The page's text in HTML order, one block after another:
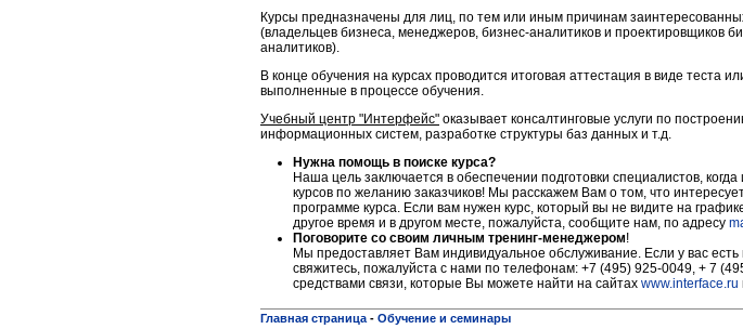
Курсы предназначены для лиц, по тем или иным причинам
(владельцев бизнеса, менеджеров, бизнес-аналитиков и проектировщиков
аналитиков).
В конце обучения на курсах проводится итоговая аттестация в виде теста
выполненные в процессе обучения.
Учебный центр "Интерфейс" оказывает консалтинговые услуги по
информационных систем, разработке структуры баз данных и т.д.
Нужна помощь в поиске курса?
Наша цель заключается в обеспечении подготовки специалистов,
курсов по желанию заказчиков! Мы расскажем Вам о том, что
программе курса. Если вам нужен курс, который вы не видите на
другое время и в другом месте, пожалуйста, сообщите нам, по адресу
Поговорите со своим личным тренинг-менеджером!
Мы предоставляет Вам индивидуальное обслуживание. Если у вас
свяжитесь, пожалуйста c нами по телефонам: +7 (495) 925-0049, + 7
средствами связи, которые Вы можете найти на сайтах www.interface.ru
Главная страница - Обучение и семинары